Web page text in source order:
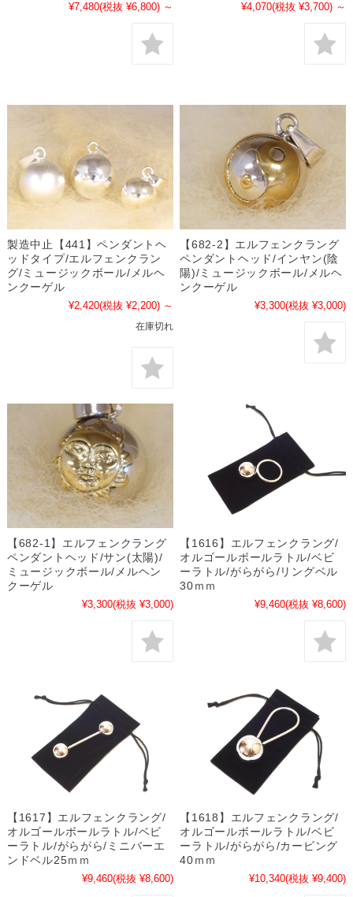
¥7,480(税抜 ¥6,800) ～ ¥4,070(税抜 ¥3,700) ～
製造中止【441】ペンダントヘ
ッドタイプ/エルフェンクラン
グ/ミュージックボール/メルヘ
ンクーゲル
¥2,420(税抜 ¥2,200) ～
在庫切れ
【682-2】エルフェンクラング
ペンダントヘッド/インヤン(陰
陽)/ミュージックボール/メルヘ
ンクーゲル
¥3,300(税抜 ¥3,000)
【682-1】エルフェンクラング
ペンダントヘッド/サン(太陽)/
ミュージックボール/メルヘン
クーゲル
¥3,300(税抜 ¥3,000)
【1616】エルフェンクラング/
オルゴールボールラトル/ベビ
ーラトル/がらがら/リングベル
30ｍｍ
¥9,460(税抜 ¥8,600)
【1617】エルフェンクラング/
オルゴールボールラトル/ベビ
ーラトル/がらがら/ミニバーエ
ンドベル25ｍｍ
¥9,460(税抜 ¥8,600)
【1618】エルフェンクラング/
オルゴールボールラトル/ベビ
ーラトル/がらがら/カービング
40ｍｍ
¥10,340(税抜 ¥9,400)